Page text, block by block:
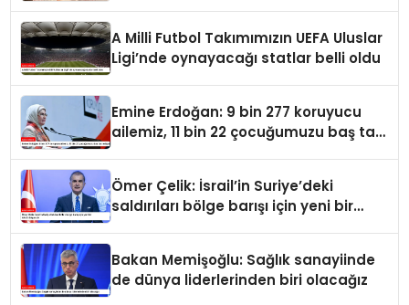
A Milli Futbol Takımımızın UEFA Uluslar
Ligi’nde oynayacağı statlar belli oldu
Emine Erdoğan: 9 bin 277 koruyucu
ailemiz, 11 bin 22 çocuğumuzu baş tacı
Ömer Çelik: İsrail’in Suriye’deki
saldırıları bölge barışı için yeni bir
Bakan Memişoğlu: Sağlık sanayiinde
de dünya liderlerinden biri olacağız